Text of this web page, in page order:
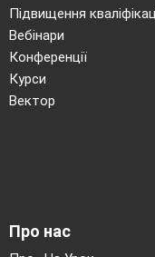
Підвищення
Вебінари
Конференції
Курси
Вектор
Про нас